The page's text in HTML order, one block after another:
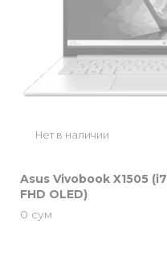
Нет в наличии
Asus Vivobook X1505
FHD OLED)
0 сум